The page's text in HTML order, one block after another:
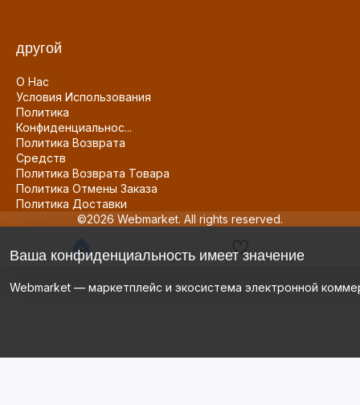
другой
О Нас
Условия Использования
Политика
Конфиденциальнос...
Политика Возврата
Средств
Политика Возврата Товара
Политика Отмены Заказа
Политика Доставки
©2026 Webmarket. All rights reserved.
Ваша конфиденциальность имеет значение
Webmarket — маркетплейс и экосистема электронной